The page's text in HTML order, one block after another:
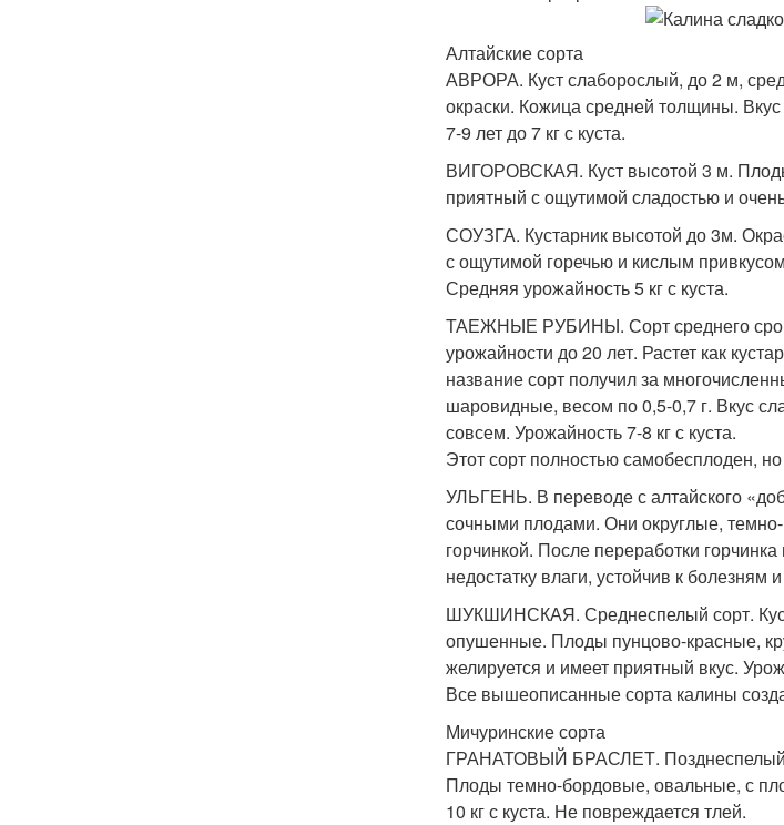
Алтайские сорта
АВРОРА. Куст слаборослый, до 2 м,
окраски. Кожица средней толщины.
7-9 лет до 7 кг с куста.
ВИГОРОВСКАЯ. Куст высотой 3 м. Плоды
приятный с ощутимой сладостью и
СОУЗГА. Кустарник высотой до 3м.
с ощутимой горечью и кислым
Средняя урожайность 5 кг с куста.
ТАЕЖНЫЕ РУБИНЫ. Сорт среднего срока
урожайности до 20 лет. Растет как
название сорт получил за
шаровидные, весом по 0,5-0,7 г. Вкус
совсем. Урожайность 7-8 кг с куста.
Этот сорт полностью самобесплоден,
УЛЬГЕНЬ. В переводе с алтайского
сочными плодами. Они округлые,
горчинкой. После переработки
недостатку влаги, устойчив к болезням
ШУКШИНСКАЯ. Среднеспелый сорт.
опушенные. Плоды пунцово-красные,
желируется и имеет приятный вкус.
Все вышеописанные сорта калины
Мичуринские сорта
ГРАНАТОВЫЙ БРАСЛЕТ. Позднеспелый
Плоды темно-бордовые, овальные, с
10 кг с куста. Не повреждается тлей.